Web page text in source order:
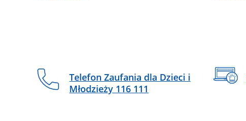
Telefon Zaufania dla Dzieci i
Młodzieży 116 111